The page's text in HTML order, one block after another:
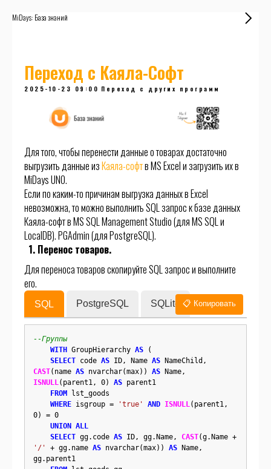
MiDays: База знаний
Переход с Каяла-Софт
2025-10-23 09:00 Переход с других программ
Для того, чтобы перенести данные о товарах достаточно
выгрузить данные изКаяла-софтв MS Excel и загрузить их в
MiDays UNO.
Если по каким-то причинам выгрузка данных в Excel
невозможна, то можно выполнить SQL запрос к базе данных
Каяла-софт в MS SQL Management Studio (для MS SQL и
LocalDB). PGAdmin (для PostgreSQL).
Перенос товаров.
Для переноса товаров скопируйте SQL запрос и выполните
его.
SQL PostgreSQL SQLite 📋 Копировать
--Группы
WITH
GroupHierarchy AS (
SELECT code AS ID, Name AS
CAST(name AS nvarchar(max)) AS
ISNULL(parent1, 0) AS parent1
FROM lst_goods
WHERE isgroup = 'true' AND ISNULL(parent1,
0) = 0
UNION ALL
SELECT gg.code AS ID, gg.Name, CAST
'/'
+ gg.name AS nvarchar(max)) AS Name,
gg.parent1